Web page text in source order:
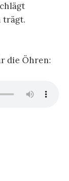
trägt.
die Öhren: